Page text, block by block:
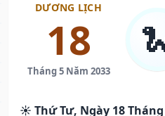
DƯƠNG LỊCH
18
Tháng 5 Năm 2033
☀️ Thứ Tư, Ngày 18 Tháng